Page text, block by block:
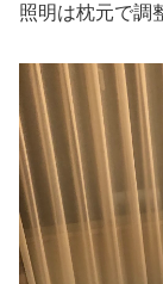
照明は枕元で調